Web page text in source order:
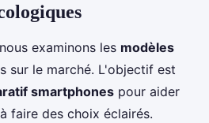
examinons les modèles
sur le marché. L'objectif est
smartphones pour aider
faire des choix éclairés.